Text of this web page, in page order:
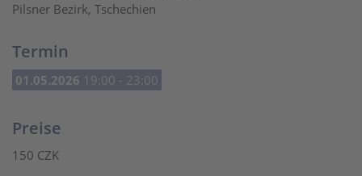
Pilsner Bezirk, Tschechien
Termin
01.05.2026 19:00 - 23:00
Preise
150 CZK